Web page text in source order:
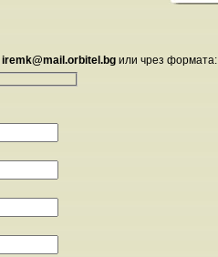
iremk@mail.orbitel.bgили чрез формата: